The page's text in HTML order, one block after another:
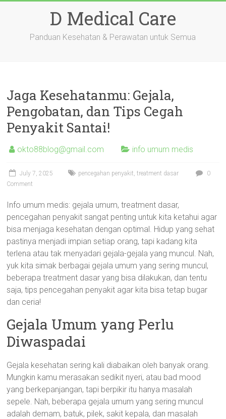
D Medical Care
Panduan Kesehatan & Perawatan untuk Semua
Jaga Kesehatanmu: Gejala,
Pengobatan, dan Tips Cegah
Penyakit Santai!
okto88blog@gmail.com info umum medis
July 7, 2025 pencegahan penyakit,treatment dasar
0
Comment
Info umum medis: gejala umum, treatment dasar,
pencegahan penyakit sangat penting untuk kita ketahui agar
bisa menjaga kesehatan dengan optimal. Hidup yang sehat
pastinya menjadi impian setiap orang, tapi kadang kita
terlena atau tak menyadari gejala-gejala yang muncul. Nah,
yuk kita simak berbagai gejala umum yang sering muncul,
beberapa treatment dasar yang bisa dilakukan, dan tentu
saja, tips pencegahan penyakit agar kita bisa tetap bugar
dan ceria!
Gejala Umum yang Perlu
Diwaspadai
Gejala kesehatan sering kali diabaikan oleh banyak orang.
Mungkin kamu merasakan sedikit nyeri, atau bad mood
yang berkepanjangan, tapi berpikir itu hanya masalah
sepele. Nah, beberapa gejala umum yang sering muncul
adalah demam, batuk, pilek, sakit kepala, dan masalah